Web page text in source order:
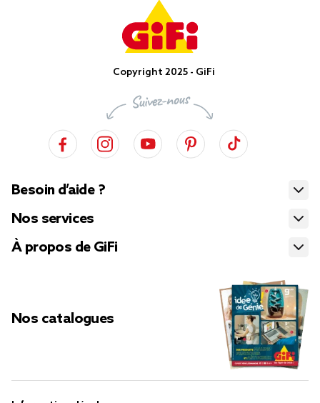
Copyright 2025 - GiFi
Besoin d’aide ?
Nos services
À propos de GiFi
Nos catalogues